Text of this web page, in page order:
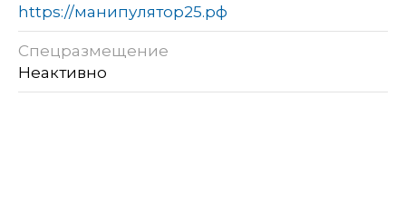
https://манипулятор25.рф
Спецразмещение
Неактивно